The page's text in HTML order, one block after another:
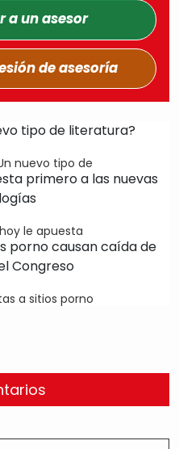
a unasesor
de asesoría
nuevo tipo de
le apuesta
a sitios porno